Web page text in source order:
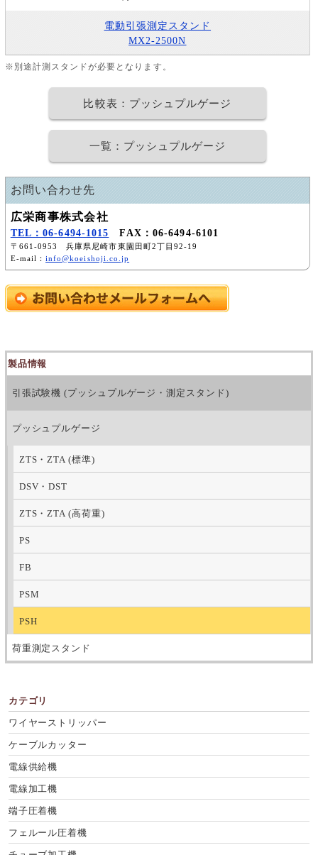
製品情報
引張試験機 (プッシュプルゲージ・測定スタンド)
プッシュプルゲージ
ZTS・ZTA (標準)
DSV・DST
ZTS・ZTA (高荷重)
PS
FB
PSM
PSH
荷重測定スタンド
電動引張測定スタンド
MX2-2500N
※別途計測スタンドが必要となります。
比較表：プッシュプルゲージ
一覧：プッシュプルゲージ
お問い合わせ先
広栄商事株式会社
TEL：06-6494-1015 FAX：06-6494-6101
〒661-0953 兵庫県尼崎市東園田町2丁目92-19
E-mail：info@koeishoji.co.jp
カテゴリ
ワイヤーストリッパー
ケーブルカッター
電線供給機
電線加工機
端子圧着機
フェルール圧着機